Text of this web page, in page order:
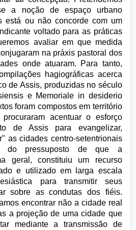
a noção de espaço urbano
está ou não concorde com um
voltado para as práticas
avaliar em que medida
na práxis pastoral dos
onde atuaram. Para tanto,
hagiográficas acerca
de Assis, produzidas no século
e Memoriale in desiderio
foram compostos em território
acentuar o esforço
de Assis para evangelizar,
as cidades centro-setentrionais
do pressuposto de que a
geral, constituiu um recurso
e utilizado em larga escala
para transmitir seus
sobre as condutas dos fiéis.
encontrar não a cidade real
a projeção de uma cidade que
mediante a transmissão de